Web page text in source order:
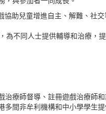
助兒童增進自主、解難、社交
為不同人士提供輔導和治療，
治療師督導、註冊遊戲治療師
間非牟利機構和中小學學生